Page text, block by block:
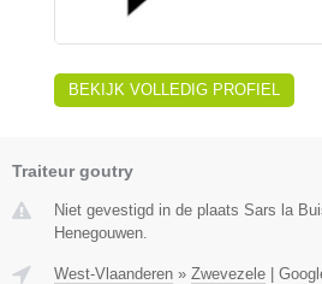
BEKIJK VOLLEDIG PROFIEL
Traiteur goutry
Niet gevestigd in de plaats Sars la
Henegouwen.
West-Vlaanderen » Zwevezele |